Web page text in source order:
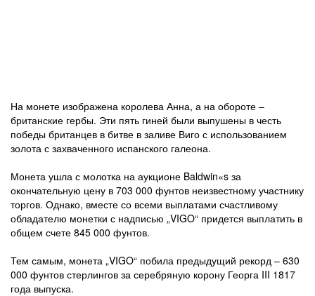
На монете изображена королева Анна, а на обороте –
британские гербы. Эти пять гиней были выпушены в честь
победы британцев в битве в заливе Виго с использованием
золота с захваченного испанского галеона.
Монета ушла с молотка на аукционе Baldwin«s за
окончательную цену в 703 000 фунтов неизвестному участнику
торгов. Однако, вместе со всеми выплатами счастливому
обладателю монетки с надписью „VIGO“ придется выплатить в
общем счете 845 000 фунтов.
Тем самым, монета „VIGO“ побила предыдущий рекорд – 630
000 фунтов стерлингов за серебряную корону Георга III 1817
года выпуска.